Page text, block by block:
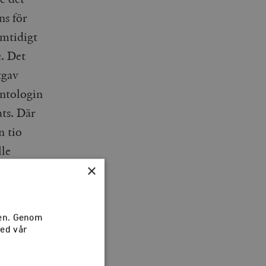
för
. Det
Där
tio
×
Genom
vår